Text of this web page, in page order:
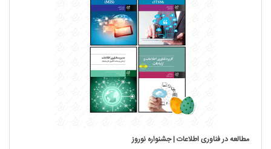
مطالعه در فناوری اطلاعات | جشنواره نوروز